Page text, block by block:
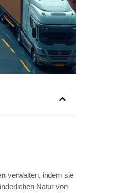
verwalten, indem sie
Natur von